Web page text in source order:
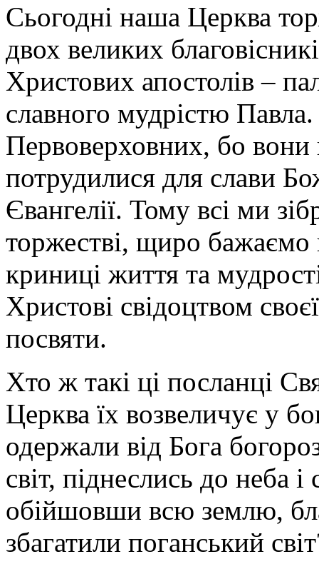
Сьогодні наша Церква
двох великих
Христових апостолів –
славного мудрістю
Первоверховних, бо вони
потрудилися для слави
Євангелії. Тому всі ми
торжестві, щиро бажаємо
криниці життя та
Христові свідоцтвом
посвяти.
Хто ж такі ці посланці
Церква їх возвеличує у
одержали від Бога
світ, піднеслись до неба
обійшовши всю землю,
збагатили поганський